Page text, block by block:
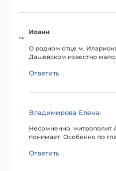
Иоанн:
О родном отце м.
Дашевском известно
Ответить
Владимирова Елена:
Несомненно, митрополит
понимает. Особенно по
Ответить